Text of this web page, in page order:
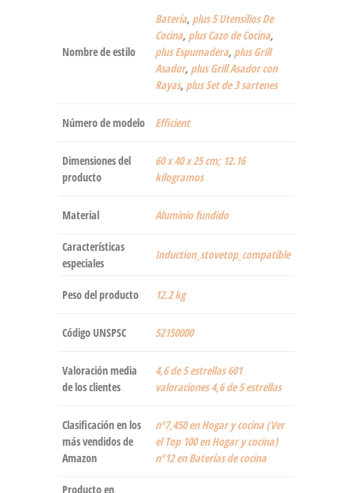
Nombre de estilo
Batería, plus 5 Utensilios De
Cocina, plus Cazo de Cocina,
plus Espumadera, plus Grill
Asador, plus Grill Asador con
Rayas, plus Set de 3 sartenes
Número de modelo ‎Efficient
Dimensiones del
producto
‎60 x 40 x 25 cm; 12.16
kilogramos
Material ‎Aluminio fundido
Características
especiales
‎Induction_stovetop_compatible
Peso del producto ‎12.2 kg
Código UNSPSC 52150000
Valoración media
de los clientes
4,6 de 5 estrellas 601
valoraciones 4,6 de 5 estrellas
Clasificación en los
más vendidos de
Amazon
nº7,450 en Hogar y cocina (Ver
el Top 100 en Hogar y cocina)
nº12 en Baterías de cocina
Producto en